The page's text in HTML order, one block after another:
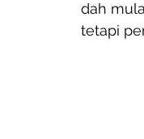
dah
tetapi